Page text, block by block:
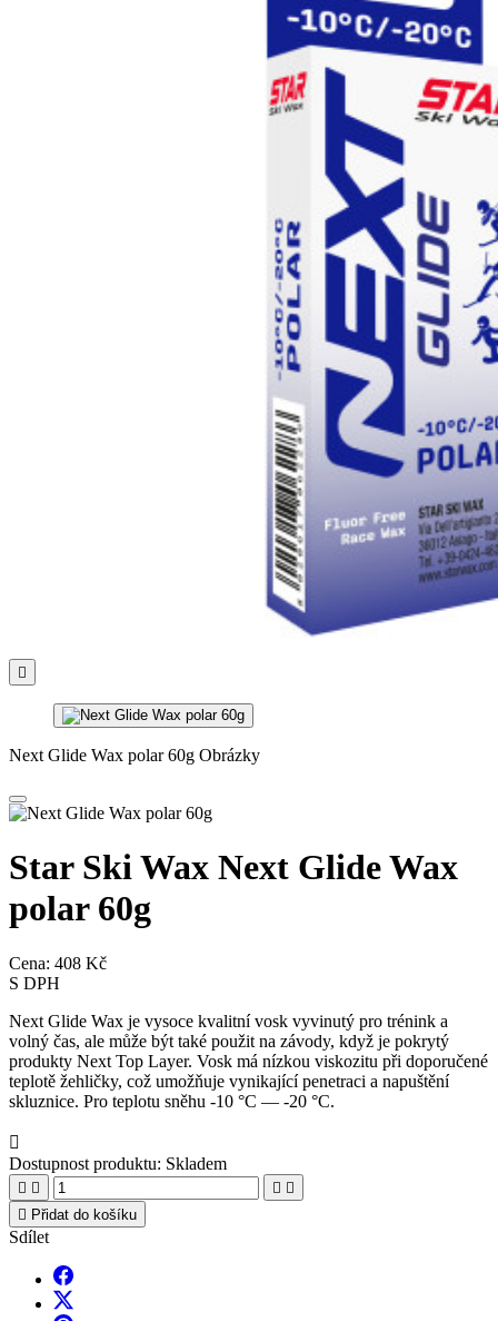

Next Glide Wax polar 60g Obrázky
Star Ski Wax Next Glide Wax
polar 60g
Cena: 408 Kč
S DPH
Next Glide Wax je vysoce kvalitní vosk vyvinutý pro trénink a
volný čas, ale může být také použit na závody, když je pokrytý
produkty Next Top Layer. Vosk má nízkou viskozitu při doporučené
teplotě žehličky, což umožňuje vynikající penetraci a napuštění
skluznice. Pro teplotu sněhu -10 °C — -20 °C.

Dostupnost produktu: Skladem
   
 Přidat do košíku
Sdílet